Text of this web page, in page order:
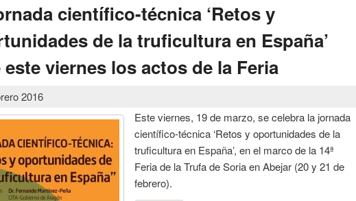
científico-técnica ‘Retos y
de la truficultura en España’
este viernes los actos de la Feria
2016
Este viernes, 19 de marzo, se celebra la jornada
científico-técnica ‘Retos y oportunidades de la
truficultura en España’, en el marco de la 14ª
Feria de la Trufa de Soria en Abejar (20 y 21 de
febrero).